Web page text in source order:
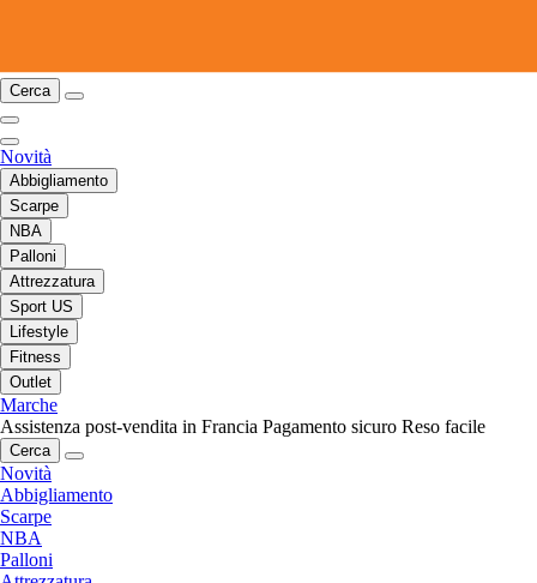
Cerca
Novità
Abbigliamento
Scarpe
NBA
Palloni
Attrezzatura
Sport US
Lifestyle
Fitness
Outlet
Marche
Assistenza post-vendita in Francia Pagamento sicuro Reso facile
Cerca
Novità
Abbigliamento
Scarpe
NBA
Palloni